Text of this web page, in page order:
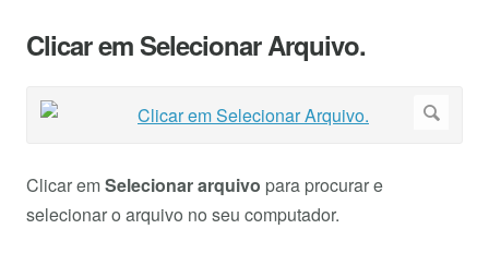
Clicar em Selecionar Arquivo.
Clicar emSelecionar arquivo para procurar e
selecionar o arquivo no seu computador.